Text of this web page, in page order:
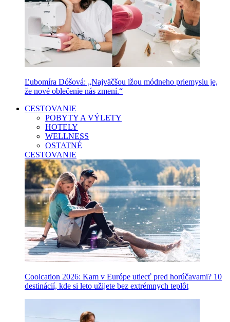
Ľubomíra Dóšová: „Najväčšou lžou módneho priemyslu je,
že nové oblečenie nás zmení.“
CESTOVANIE
POBYTY A VÝLETY
HOTELY
WELLNESS
OSTATNÉ
CESTOVANIE
Coolcation 2026: Kam v Európe utiecť pred horúčavami? 10
destinácií, kde si leto užijete bez extrémnych teplôt